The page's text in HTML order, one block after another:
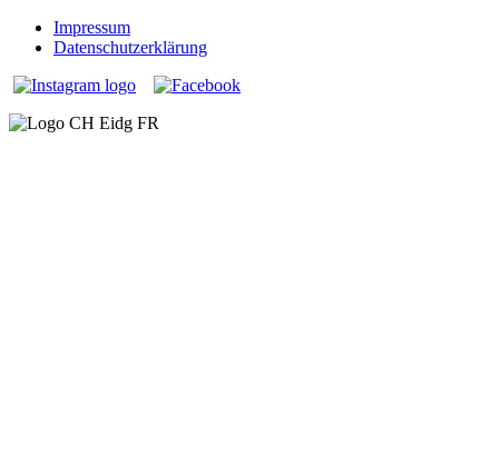
Impressum
Datenschutzerklärung